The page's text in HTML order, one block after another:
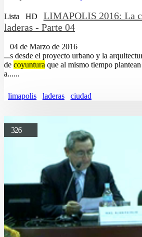
Lista HD
LIMAPOLIS 2016: La
laderas - Parte 04
04 de Marzo de 2016
...s desde el proyecto urbano y la
de coyuntura que al mismo tiempo
a......
limapolis laderas ciudad
326